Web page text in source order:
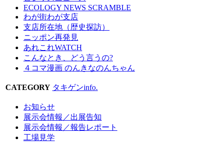
ECOLOGY NEWS SCRAMBLE
わが街わが支店
支店所在地（歴史探訪）
ニッポン再発見
あれこれWATCH
こんなとき、どう言うの?
４コマ漫画 のんきなのんちゃん
CATEGORY タキゲンinfo.
お知らせ
展示会情報／出展告知
展示会情報／報告レポート
工場見学